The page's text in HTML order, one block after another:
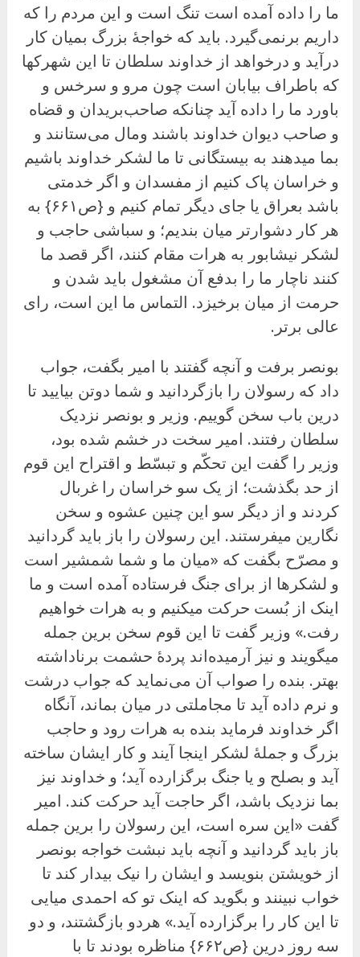
ما را داده آمده است تنگ است و این مردم را که
داریم برنمی‌گیرد. باید که خواجهٔ بزرگ بمیان کار
درآید و درخواهد از خداوند سلطان تا این شهرکها
که باطراف بیابان است چون مرو و سرخس و
باورد ما را داده آید چنانکه صاحب‌بریدان و قضاه
و صاحب دیوان خداوند باشند ومال می‌ستانند و
بما میدهند به بیستگانی تا ما لشکر خداوند باشیم
و خراسان پاک کنیم از مفسدان و اگر خدمتی
باشد بعراق یا جای دیگر تمام کنیم و {ص۶۶۱} به
هر کار دشوارتر میان بندیم؛ و سباشی حاجب و
لشکر نیشابور به هرات مقام کنند، اگر قصد ما
کنند ناچار ما را بدفع آن مشغول باید شدن و
حرمت از میان برخیزد. التماس ما این است، رای
عالی برتر.
بونصر برفت و آنچه گفتند با امیر بگفت، جواب
داد که رسولان را بازگردانید و شما دوتن بیایید تا
درین باب سخن گوییم. وزیر و بونصر نزدیک
سلطان رفتند. امیر سخت در خشم شده بود،
وزیر را گفت این تحکّم و تبسّط و اقتراح این قوم
از حد بگذشت؛ از یک سو خراسان را غربال
کردند و از دیگر سو این چنین عشوه و سخن
نگارین میفرستند. این رسولان را باز باید گردانید
و مصرّح بگفت که «میان ما و شما شمشیر است
و لشکرها از برای جنگ فرستاده آمده است و ما
اینک از بُست حرکت میکنیم و به هرات خواهیم
رفت.» وزیر گفت تا این قوم سخن برین جمله
میگویند و نیز آرمیده‌اند پردهٔ حشمت برناداشته
بهتر. بنده را صواب آن می‌نماید که جواب درشت
و نرم داده آید تا مجاملتی در میان بماند، آنگاه
اگر خداوند فرماید بنده به هرات رود و حاجب
بزرگ و جملهٔ لشکر اینجا آیند و کار ایشان ساخته
آید و بصلح و یا جنگ برگزارده آید؛ و خداوند نیز
بما نزدیک باشد، اگر حاجت آید حرکت کند. امیر
گفت «این سره است، این رسولان را برین جمله
باز باید گردانید و آنچه باید نبشت خواجه بونصر
از خویشتن بنویسد و ایشان را نیک بیدار کند تا
خواب نبینند و بگوید که اینک تو که احمدی میایی
تا این کار را برگزارده آید.» هردو بازگشتند، و دو
سه روز درین {ص۶۶۲} مناظره بودند تا با